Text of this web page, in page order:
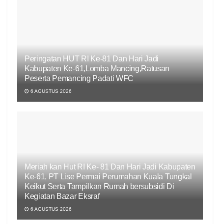
Peringatan HUT RI Ke-81 Dan Hari Jadi
Kabupaten Ke-61,Lomba Mancing,Ratusan
Peserta Pemancing Padati WFC
6 AGUSTUS 2026
Meriah kan Hut RI Ke- 81 Dan Hari Jadi Kabupaten
Ke-61, PT Lise Permai Perumahan Kuala Tungkal
Keikut Serta Tampilkan Rumah bersubsidi Di
Kegiatan Bazar Eksraf
6 AGUSTUS 2026